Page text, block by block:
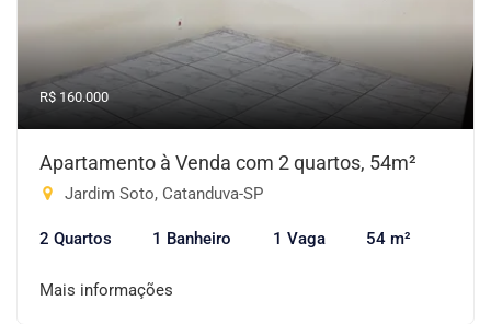
R$ 160.000
Apartamento à Venda com 2 quartos, 54m²
Jardim Soto, Catanduva-SP
2 Quartos 1 Banheiro 1 Vaga 54 m²
Mais informações